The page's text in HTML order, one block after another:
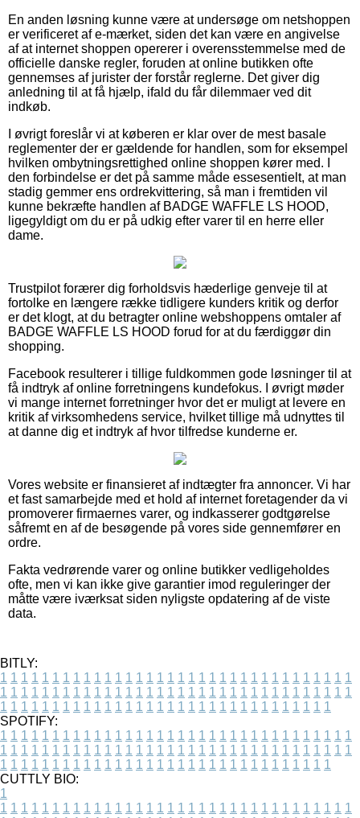
En anden løsning kunne være at undersøge om netshoppen
er verificeret af e-mærket, siden det kan være en angivelse
af at internet shoppen opererer i overensstemmelse med de
officielle danske regler, foruden at online butikken ofte
gennemses af jurister der forstår reglerne. Det giver dig
anledning til at få hjælp, ifald du får dilemmaer ved dit
indkøb.
I øvrigt foreslår vi at køberen er klar over de mest basale
reglementer der er gældende for handlen, som for eksempel
hvilken ombytningsrettighed online shoppen kører med. I
den forbindelse er det på samme måde essesentielt, at man
stadig gemmer ens ordrekvittering, så man i fremtiden vil
kunne bekræfte handlen af BADGE WAFFLE LS HOOD,
ligegyldigt om du er på udkig efter varer til en herre eller
dame.
Trustpilot forærer dig forholdsvis hæderlige genveje til at
fortolke en længere række tidligere kunders kritik og derfor
er det klogt, at du betragter online webshoppens omtaler af
BADGE WAFFLE LS HOOD forud for at du færdiggør din
shopping.
Facebook resulterer i tillige fuldkommen gode løsninger til at
få indtryk af online forretningens kundefokus. I øvrigt møder
vi mange internet forretninger hvor det er muligt at levere en
kritik af virksomhedens service, hvilket tillige må udnyttes til
at danne dig et indtryk af hvor tilfredse kunderne er.
Vores website er finansieret af indtægter fra annoncer. Vi har
et fast samarbejde med et hold af internet foretagender da vi
promoverer firmaernes varer, og indkasserer godtgørelse
såfremt en af de besøgende på vores side gennemfører en
ordre.
Fakta vedrørende varer og online butikker vedligeholdes
ofte, men vi kan ikke give garantier imod reguleringer der
måtte være iværksat siden nyligste opdatering af de viste
data.
BITLY:
1 1 1 1 1 1 1 1 1 1 1 1 1 1 1 1 1 1 1 1 1 1 1 1 1 1 1 1 1 1 1 1 1 1
1 1 1 1 1 1 1 1 1 1 1 1 1 1 1 1 1 1 1 1 1 1 1 1 1 1 1 1 1 1 1 1 1 1
1 1 1 1 1 1 1 1 1 1 1 1 1 1 1 1 1 1 1 1 1 1 1 1 1 1 1 1 1 1 1 1
SPOTIFY:
1 1 1 1 1 1 1 1 1 1 1 1 1 1 1 1 1 1 1 1 1 1 1 1 1 1 1 1 1 1 1 1 1 1
1 1 1 1 1 1 1 1 1 1 1 1 1 1 1 1 1 1 1 1 1 1 1 1 1 1 1 1 1 1 1 1 1 1
1 1 1 1 1 1 1 1 1 1 1 1 1 1 1 1 1 1 1 1 1 1 1 1 1 1 1 1 1 1 1 1
CUTTLY BIO:
1
1 1 1 1 1 1 1 1 1 1 1 1 1 1 1 1 1 1 1 1 1 1 1 1 1 1 1 1 1 1 1 1 1 1